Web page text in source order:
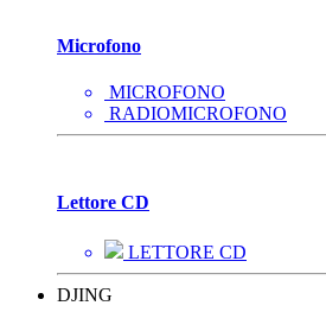
Microfono
MICROFONO
RADIOMICROFONO
Lettore CD
LETTORE CD
DJING